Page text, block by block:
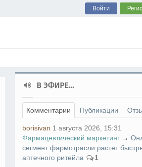
Войти
В ЭФИРЕ...
Комментарии Публикации
borisivan 1 августа 2026, 15:31
Фармацевтический маркетинг→
сегмент фармотрасли растет
аптечного ритейла
1